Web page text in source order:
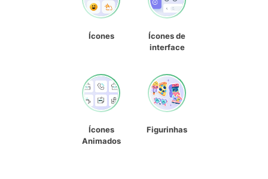
Ícones
Ícones de
interface
Ícones
Animados
Figurinhas